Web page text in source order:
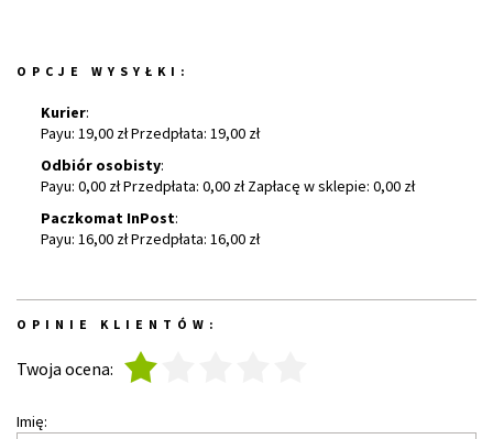
OPCJE WYSYŁKI:
Kurier:
Payu: 19,00 zł Przedpłata: 19,00 zł
Odbiór osobisty:
Payu: 0,00 zł Przedpłata: 0,00 zł Zapłacę w sklepie: 0,00 zł
Paczkomat InPost:
Payu: 16,00 zł Przedpłata: 16,00 zł
OPINIE KLIENTÓW:
Twoja ocena:
Imię: